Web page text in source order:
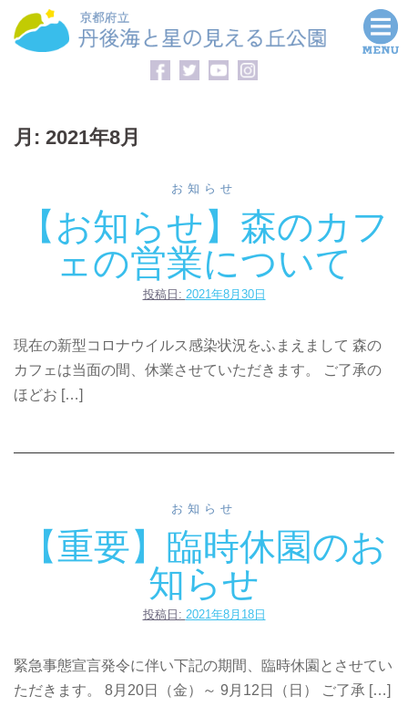
月: 2021年8月
お知らせ
【お知らせ】森のカフ
ェの営業について
投稿日: 2021年8月30日
現在の新型コロナウイルス感染状況をふまえまして 森の
カフェは当面の間、休業させていただきます。 ご了承の
ほどお […]
お知らせ
【重要】臨時休園のお
知らせ
投稿日: 2021年8月18日
緊急事態宣言発令に伴い下記の期間、臨時休園とさせてい
ただきます。 8月20日（金）～ 9月12日（日） ご了承 […]